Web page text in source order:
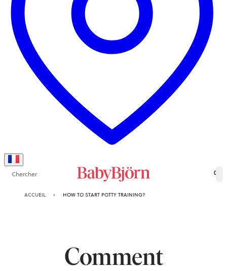
Chercher 0
ACCUEIL HOW TO START POTTY TRAINING?
Comment